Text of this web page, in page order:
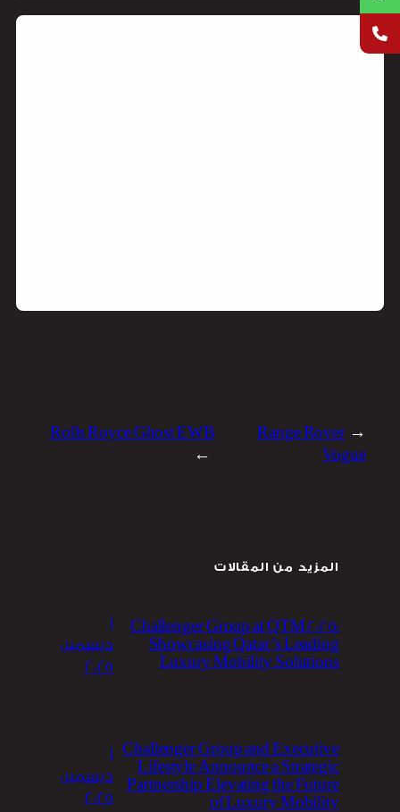
←
Range Rover
Vogue
Rolls Royce Ghost EWB
→
المزيد من المقالات
Challenger Group at QTM 2025:
Showcasing Qatar’s Leading
Luxury Mobility Solutions
1
ديسمبر،
2025
Challenger Group and Executive
Lifestyle Announce a Strategic
Partnership Elevating the Future
of Luxury Mobility
1
ديسمبر،
2025